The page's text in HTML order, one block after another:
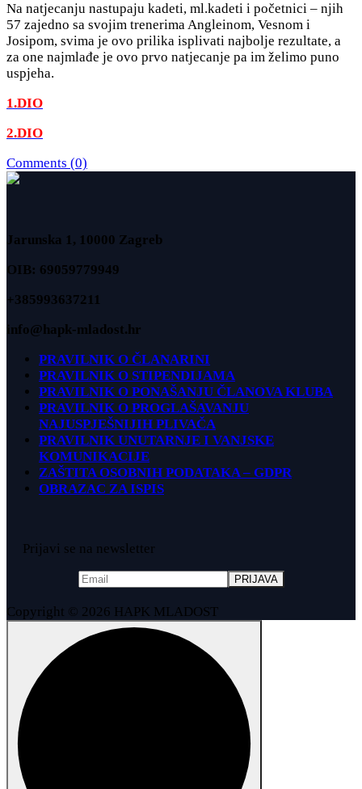
Na natjecanju nastupaju kadeti, ml.kadeti i početnici – njih
57 zajedno sa svojim trenerima Angleinom, Vesnom i
Josipom, svima je ovo prilika isplivati najbolje rezultate, a
za one najmlađe je ovo prvo natjecanje pa im želimo puno
uspjeha.
1.DIO
2.DIO
Comments (0)
Jarunska 1, 10000 Zagreb
OIB: 69059779949
+385993637211
info@hapk-mladost.hr
PRAVILNIK O ČLANARINI
PRAVILNIK O STIPENDIJAMA
PRAVILNIK O PONAŠANJU ČLANOVA KLUBA
PRAVILNIK O PROGLAŠAVANJU
NAJUSPJEŠNIJIH PLIVAČA
PRAVILNIK UNUTARNJE I VANJSKE
KOMUNIKACIJE
ZAŠTITA OSOBNIH PODATAKA – GDPR
OBRAZAC ZA ISPIS
Prijavi se na newsletter
Copyright © 2026 HAPK MLADOST